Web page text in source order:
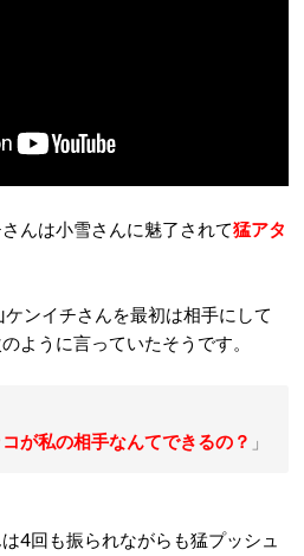
んは小雪さんに魅了されて猛アタ
ンイチさんを最初は相手にして
ように言っていたそうです。
が私の相手なんてできるの？ 」
4回も振られながらも猛プッシュ